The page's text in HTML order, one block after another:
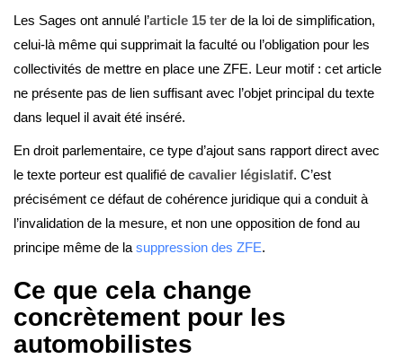
Les Sages ont annulé l’article 15 ter de la loi de simplification,
celui-là même qui supprimait la faculté ou l’obligation pour les
collectivités de mettre en place une ZFE. Leur motif : cet article
ne présente pas de lien suffisant avec l’objet principal du texte
dans lequel il avait été inséré.
En droit parlementaire, ce type d’ajout sans rapport direct avec
le texte porteur est qualifié de cavalier législatif. C’est
précisément ce défaut de cohérence juridique qui a conduit à
l’invalidation de la mesure, et non une opposition de fond au
principe même de la suppression des ZFE.
Ce que cela change
concrètement pour les
automobilistes